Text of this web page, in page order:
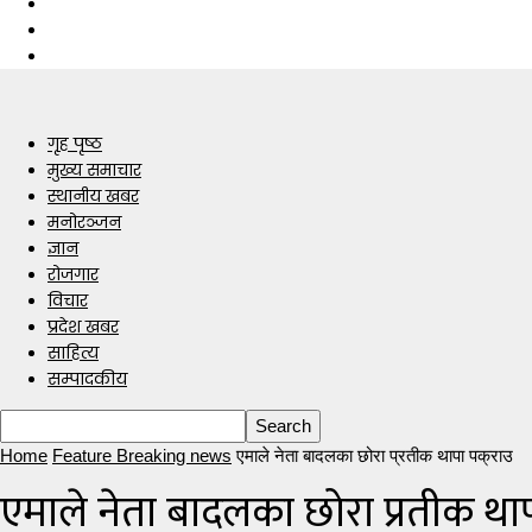
गृह पृष्ठ
मुख्य समाचार
स्थानीय खबर
मनोरञ्जन
ज्ञान
रोजगार
विचार
प्रदेश खबर
साहित्य
सम्पादकीय
Home Feature Breaking news एमाले नेता बादलका छोरा प्रतीक थापा पक्राउ
एमाले नेता बादलका छोरा प्रतीक